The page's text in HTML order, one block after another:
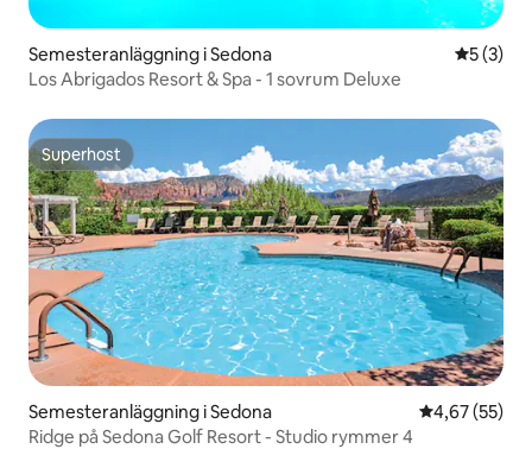
Semesteranläggning i Sedona 5 av 5 i
5 (3)
Los Abrigados Resort & Spa - 1 sovrum Deluxe
Superhost
Superhost
Semesteranläggning i Sedona 4,67 av 5 i
4,67 (55)
Ridge på Sedona Golf Resort - Studio rymmer 4